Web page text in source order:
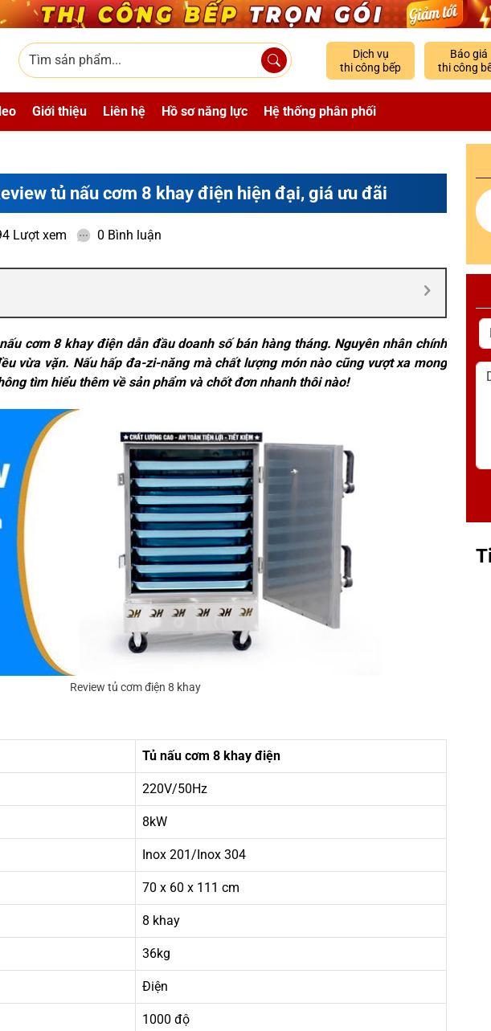
Tìm sản phẩm
Dịch vụ
thi công bếp
Báo giá
thi công
Giới thiệu Liên hệ Hồ sơ năng lực Hệ thống phân phối
tủ nấu cơm 8 khay điện hiện đại, giá ưu đãi
Lượt xem 0 Bình luận
cơm 8 khay điện dẫn đầu doanh số bán hàng tháng. Nguyên nhân chính
vừa vặn. Nấu hấp đa-zi-năng mà chất lượng món nào cũng vượt xa mong
tìm hiểu thêm về sản phẩm và chốt đơn nhanh thôi nào!
Review tủ cơm điện 8 khay
Tủ nấu cơm 8 khay điện
220V/50Hz
8kW
Inox 201/Inox 304
70 x 60 x 111 cm
8 khay
36kg
Điện
1000 độ